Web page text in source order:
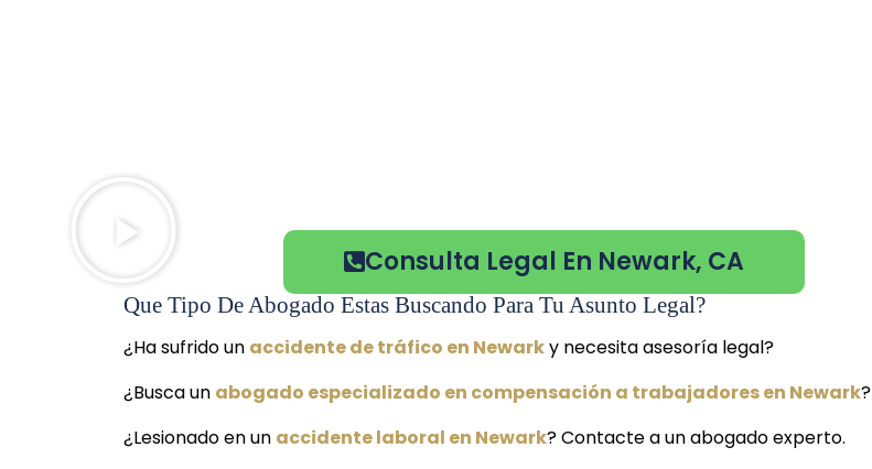
Consulta Legal En Newark, CA
Que Tipo De Abogado Estas Buscando Para Tu Asunto Legal?
¿Ha sufrido un accidente de tráfico en Newarky necesita asesoría legal?
¿Busca un abogado especializado en compensación a trabajadores en Newark?
¿Lesionado en un accidente laboral en Newark? Contacte a un abogado experto.